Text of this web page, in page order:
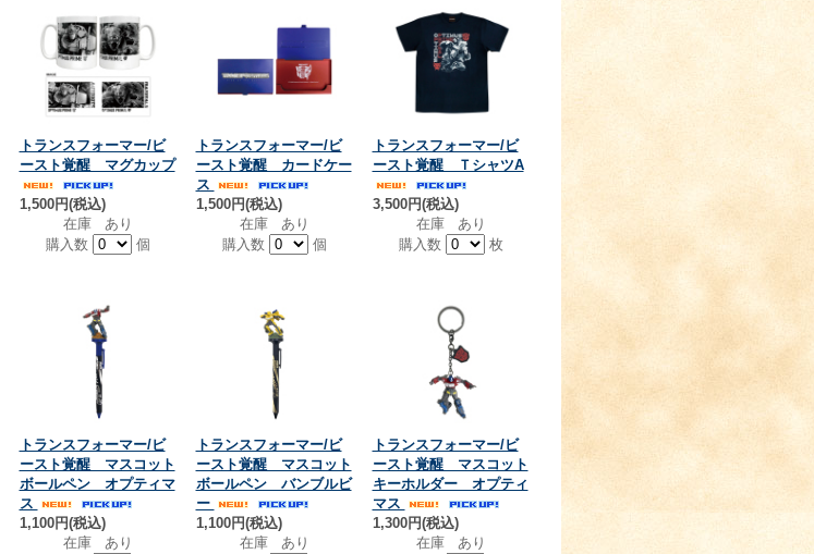
トランスフォーマー/ビ
ースト覚醒 マグカップ
1,500円(税込)
在庫 あり
購入数
個
トランスフォーマー/ビ
ースト覚醒 カードケー
ス
1,500円(税込)
在庫 あり
購入数
個
トランスフォーマー/ビ
ースト覚醒 ＴシャツA
3,500円(税込)
在庫 あり
購入数
枚
トランスフォーマー/ビ
ースト覚醒 マスコット
ボールペン オプティマ
ス
1,100円(税込)
在庫 あり
トランスフォーマー/ビ
ースト覚醒 マスコット
ボールペン バンブルビ
ー
1,100円(税込)
在庫 あり
トランスフォーマー/ビ
ースト覚醒 マスコット
キーホルダー オプティ
マス
1,300円(税込)
在庫 あり